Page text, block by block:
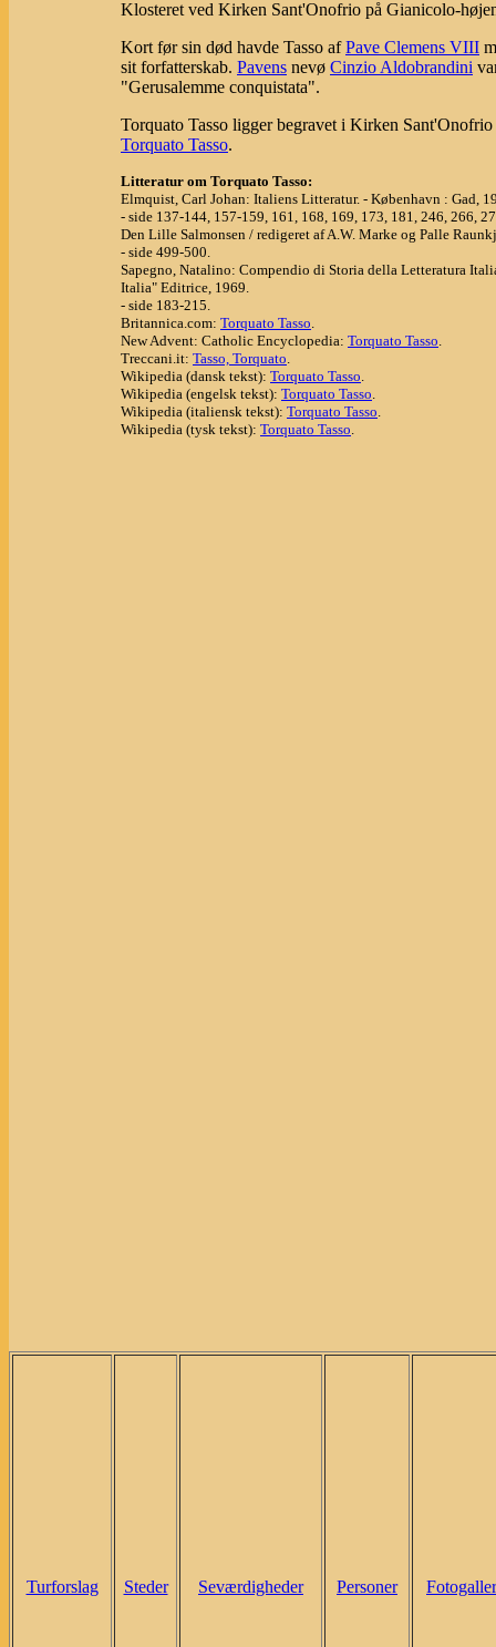
Klosteret ved Kirken Sant'Onofrio på Gianicolo-
Kort før sin død havde Tasso afPave Clemens VIII
sit forfatterskab. Pavens nevø Cinzio Aldobrandini
"Gerusalemme conquistata".
Torquato Tasso ligger begravet i Kirken
Torquato Tasso.
Litteratur om Torquato Tasso:
Elmquist, Carl Johan: Italiens Litteratur. - København : Gad,
- side 137-144, 157-159, 161, 168, 169, 173, 181, 246, 266,
Den Lille Salmonsen / redigeret af A.W. Marke og Palle
- side 499-500.
Sapegno, Natalino: Compendio di Storia della Letteratura
Italia" Editrice, 1969.
- side 183-215.
Britannica.com: Torquato Tasso.
New Advent: Catholic Encyclopedia: Torquato Tasso.
Treccani.it: Tasso, Torquato.
Wikipedia (dansk tekst): Torquato Tasso.
Wikipedia (engelsk tekst): Torquato Tasso.
Wikipedia (italiensk tekst): Torquato Tasso.
Wikipedia (tysk tekst): Torquato Tasso.
Turforslag Steder Seværdigheder Personer